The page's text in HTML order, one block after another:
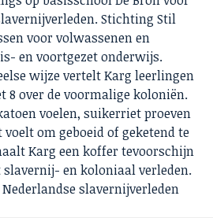
Stichting Stil
voor volwassenen en
en voortgezet onderwijs.
wijze vertelt Karg leerlingen
8 over de voormalige koloniën.
voelen, suikerriet proeven
om geboeid of geketend te
Karg een koffer tevoorschijn
slavernij- en koloniaal verleden.
slavernijverleden